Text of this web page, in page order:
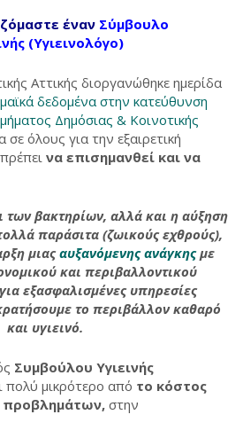
έναν Σύμβουλο
(Υγιεινολόγο)
Αττικής διοργανώθηκε ημερίδα
δεδομένα στην κατεύθυνση
Δημόσιας & Κοινοτικής
σε όλους για την εξαιρετική
να επισημανθεί και να
βακτηρίων, αλλά και η αύξηση
παράσιτα (ζωικούς εχθρούς),
μιαςαυξανόμενης ανάγκης με
και περιβαλλοντικού
εξασφαλισμένες υπηρεσίες
το περιβάλλον καθαρό
και υγιεινό.
Συμβούλου Υγιεινής
πολύ μικρότερο από το κόστος
προβλημάτων, στην